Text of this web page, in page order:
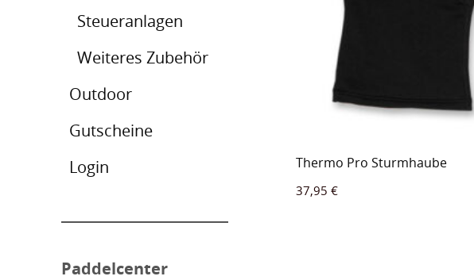
Thermo Pro Sturmhaube
37,95 €
Steueranlagen
Weiteres Zubehör
Outdoor
Gutscheine
Login
Paddelcenter